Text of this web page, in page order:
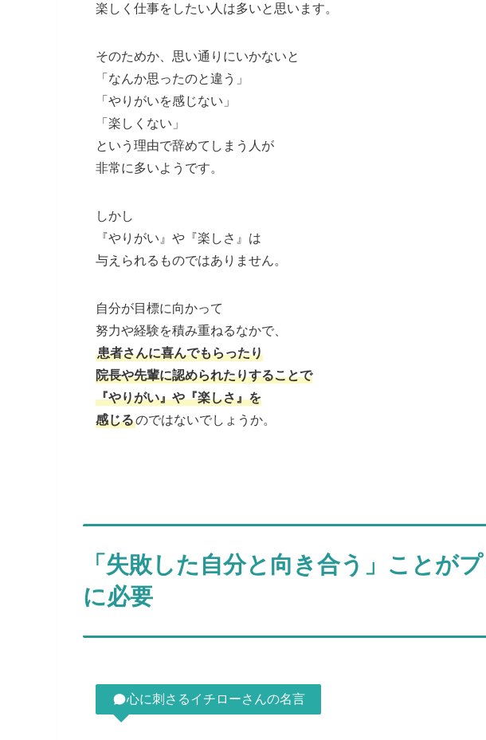
楽しく仕事をしたい人は多いと思います。
そのためか、思い通りにいかないと
「なんか思ったのと違う」
「やりがいを感じない」
「楽しくない」
という理由で辞めてしまう人が
非常に多いようです。
しかし
『やりがい』や『楽しさ』は
与えられるものではありません。
自分が目標に向かって
努力や経験を積み重ねるなかで、
患者さんに喜んでもらったり
院長や先輩に認められたりすることで
『やりがい』や『楽しさ』を
感じるのではないでしょうか。
「失敗した自分と向き合う」ことが
に必要
心に刺さるイチローさんの名言